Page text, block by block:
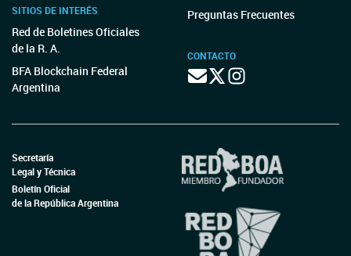
SITIOS DE INTERÉS
Red de Boletines Oficiales
de la R. A.
BFA Blockchain Federal
Argentina
Preguntas Frecuentes
CONTACTO
Secretaría
Legal y Técnica
Boletín Oficial
de la República Argentina